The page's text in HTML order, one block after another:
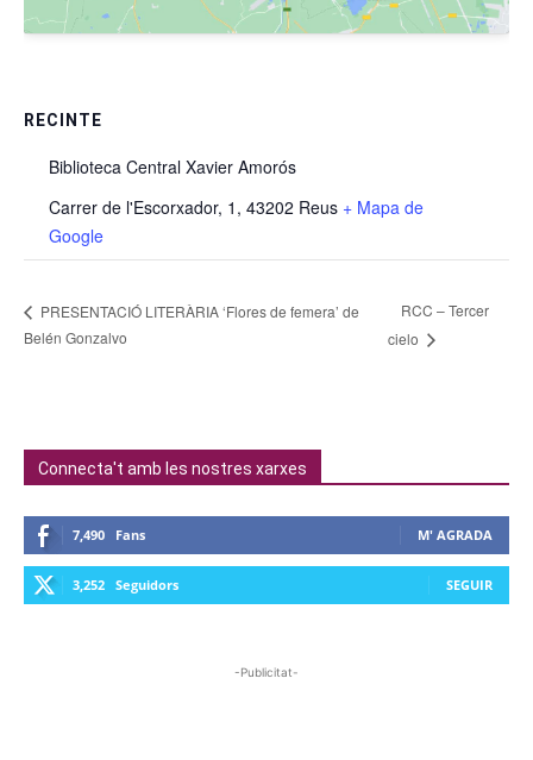
RECINTE
Biblioteca Central Xavier Amorós
Carrer de l'Escorxador, 1, 43202 Reus + Mapa de
Google
PRESENTACIÓ LITERÀRIA ‘Flores de femera’ de
Belén Gonzalvo
RCC – Tercer
cielo
Connecta't amb les nostres xarxes
7,490 Fans M' AGRADA
3,252 Seguidors SEGUIR
-Publicitat-